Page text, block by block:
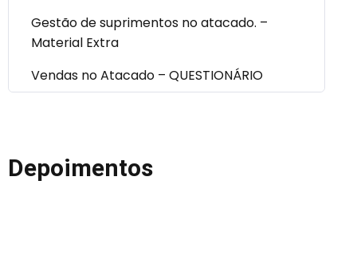
Gestão de suprimentos no atacado. –
Material Extra
Vendas no Atacado – QUESTIONÁRIO
Depoimentos